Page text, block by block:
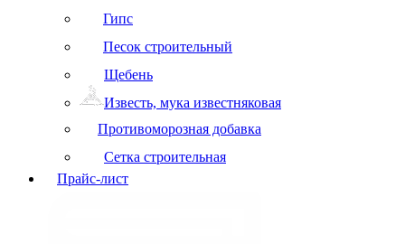
Гипс
Песок строительный
Щебень
Известь, мука известняковая
Противоморозная добавка
Сетка строительная
Прайс-лист